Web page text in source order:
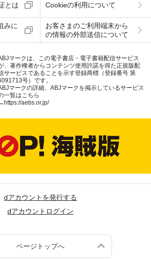
とは Cookieの利用について
みに
お客さまのご利用端末から
の情報の外部送信について
マークは、この電子書店・電子書籍配信サービス
、著作権者からコンテンツ使用許諾を得た正規版配
サービスであることを示す登録商標（登録番号 第
号）です。
マークの詳細、ABJマークを掲示しているサービス
一覧はこちら
https://aebs.or.jp/
dアカウントを発行する
dアカウントログイン
ページトップへ